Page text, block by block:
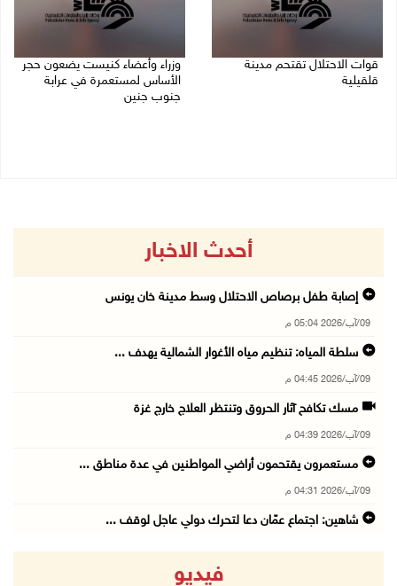
قوات الاحتلال تقتحم مدينة
قلقيلية
وزراء وأعضاء كنيست يضعون حجر
الأساس لمستعمرة في عرابة
جنوب جنين
أحدث الاخبار
إصابة طفل برصاص الاحتلال وسط مدينة خان يونس
09/آب/2026 05:04 م
سلطة المياه: تنظيم مياه الأغوار الشمالية يهدف ...
09/آب/2026 04:45 م
مسك تكافح آثار الحروق وتنتظر العلاج خارج غزة
09/آب/2026 04:39 م
مستعمرون يقتحمون أراضي المواطنين في عدة مناطق ...
09/آب/2026 04:31 م
شاهين: اجتماع عمّان دعا لتحرك دولي عاجل لوقف ...
برهم: نموذج التعليم الجديد يطوّر التعلم ولا ي ...
فيديو